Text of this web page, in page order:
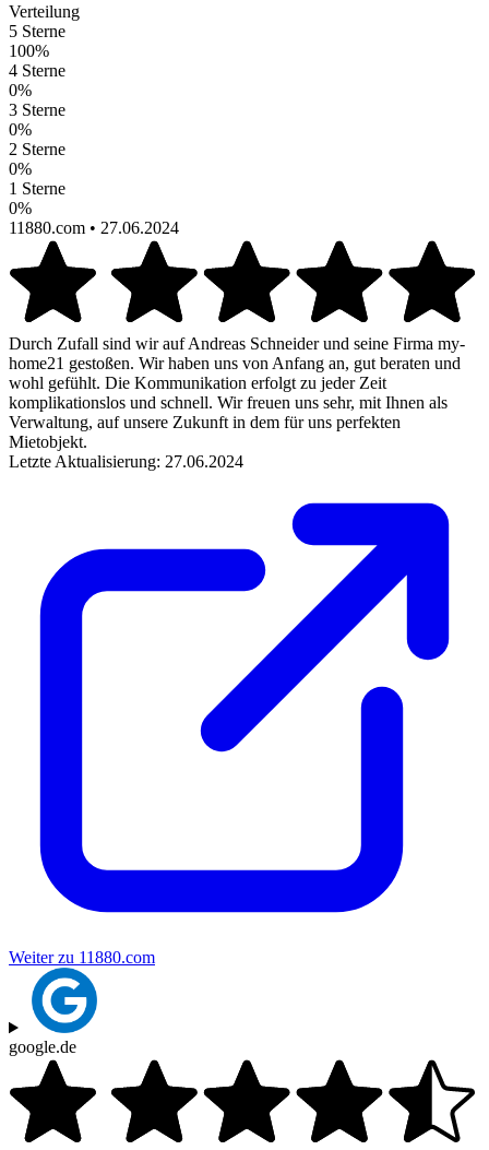
Verteilung
5 Sterne
100%
4 Sterne
0%
3 Sterne
0%
2 Sterne
0%
1 Sterne
0%
11880.com • 27.06.2024
Durch Zufall sind wir auf Andreas Schneider und seine Firma my-
home21 gestoßen. Wir haben uns von Anfang an, gut beraten und
wohl gefühlt. Die Kommunikation erfolgt zu jeder Zeit
komplikationslos und schnell. Wir freuen uns sehr, mit Ihnen als
Verwaltung, auf unsere Zukunft in dem für uns perfekten
Mietobjekt.
Letzte Aktualisierung: 27.06.2024
Weiter zu 11880.com
google.de